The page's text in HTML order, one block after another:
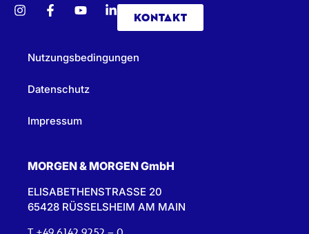
KONTAKT
Nutzungsbedingungen
Datenschutz
Impressum
MORGEN & MORGEN GmbH
ELISABETHENSTRASSE 20
65428 RÜSSELSHEIM AM MAIN